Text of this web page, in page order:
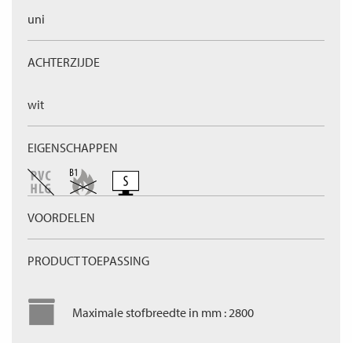
uni
ACHTERZIJDE
wit
EIGENSCHAPPEN
VOORDELEN
PRODUCT TOEPASSING
Maximale stofbreedte in mm : 2800